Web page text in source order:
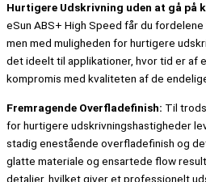
Hurtigere Udskrivning uden at gå på
eSun ABS+ High Speed får du
men med muligheden for hurtigere
det ideelt til applikationer, hvor tid er af
kompromis med kvaliteten af de
Fremragende Overfladefinish: Til
for hurtigere udskrivningshastigheder
stadig enestående overfladefinish og
glatte materiale og ensartede flow
detaljer, hvilket giver et professionelt